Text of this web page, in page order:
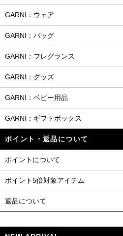
GARNI：ウェア
GARNI：バッグ
GARNI：フレグランス
GARNI：グッズ
GARNI：ベビー用品
GARNI：ギフトボックス
ポイント・返品について
ポイントについて
ポイント5倍対象アイテム
返品について